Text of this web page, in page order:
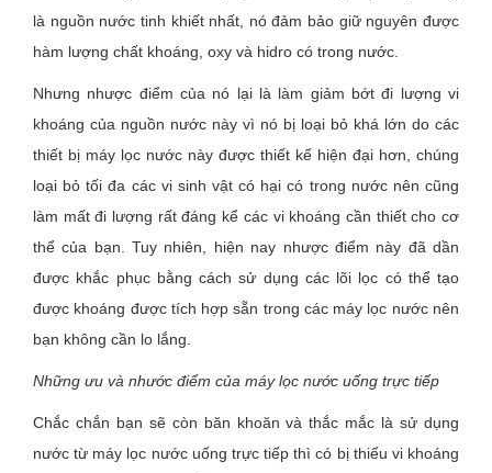
là nguồn nước tinh khiết nhất, nó đảm bảo giữ nguyên được
hàm lượng chất khoáng, oxy và hidro có trong nước.
Nhưng nhược điểm của nó lại là làm giảm bớt đi lượng vi
khoáng của nguồn nước này vì nó bị loại bỏ khá lớn do các
thiết bị máy lọc nước này được thiết kế hiện đại hơn, chúng
loại bỏ tối đa các vi sinh vật có hại có trong nước nên cũng
làm mất đi lượng rất đáng kể các vi khoáng cần thiết cho cơ
thể của bạn. Tuy nhiên, hiện nay nhược điểm này đã dần
được khắc phục bằng cách sử dụng các lõi lọc có thể tạo
được khoáng được tích hợp sẵn trong các máy lọc nước nên
bạn không cần lo lắng.
Những ưu và nhước điểm của máy lọc nước uống trực tiếp
Chắc chắn bạn sẽ còn băn khoăn và thắc mắc là sử dụng
nước từ máy lọc nước uống trực tiếp thì có bị thiếu vi khoáng